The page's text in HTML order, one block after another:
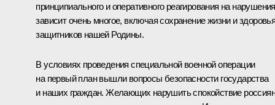
принципиального и оперативного реагирования на нарушения
зависит очень многое, включая сохранение жизни и
защитников нашей Родины.
В условиях проведения специальной военной операции
на первый план вышли вопросы безопасности государства
и наших граждан. Желающих нарушить спокойствие